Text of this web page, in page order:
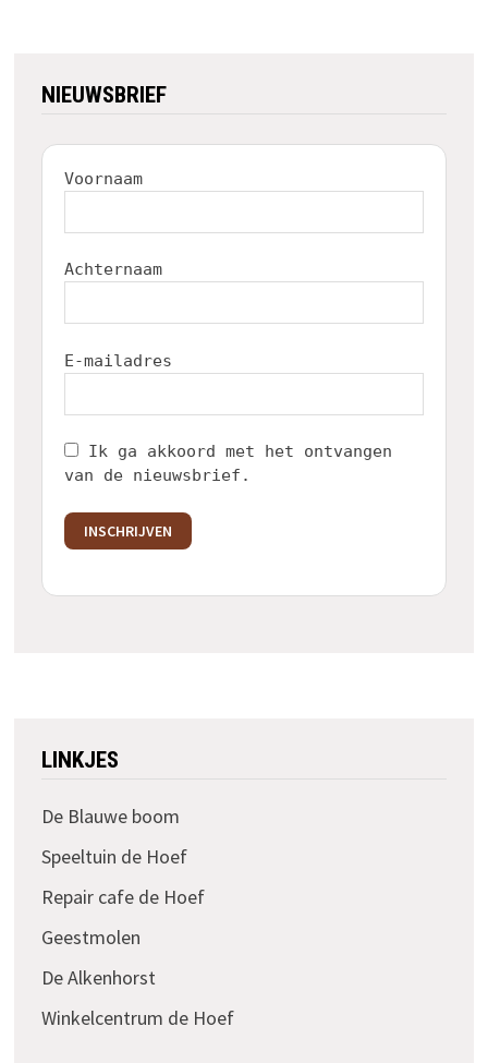
NIEUWSBRIEF
Voornaam
Achternaam
E-mailadres
Ik ga akkoord met het ontvangen
van de nieuwsbrief.
INSCHRIJVEN
LINKJES
De Blauwe boom
Speeltuin de Hoef
Repair cafe de Hoef
Geestmolen
De Alkenhorst
Winkelcentrum de Hoef